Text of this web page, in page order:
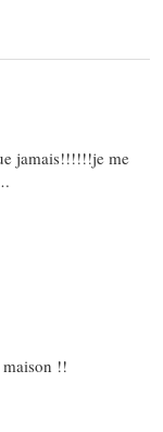
jamais!!!!!!je me
!!